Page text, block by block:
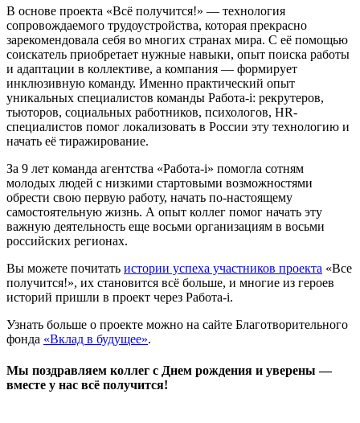
В основе проекта «Всё получится!» — технология
сопровождаемого трудоустройства, которая прекрасно
зарекомендовала себя во многих странах мира. С её помощью
соискатель приобретает нужные навыки, опыт поиска работы
и адаптации в коллективе, а компания — формирует
инклюзивную команду. Именно практический опыт
уникальных специалистов команды Работа-i: рекрутеров,
тьюторов, социальных работников, психологов, HR-
специалистов помог локализовать в России эту технологию и
начать её тиражирование.
За 9 лет команда агентства «Работа-i» помогла сотням
молодых людей с низкими стартовыми возможностями
обрести свою первую работу, начать по-настоящему
самостоятельную жизнь. А опыт коллег помог начать эту
важную деятельность еще восьми организациям в восьми
российских регионах.
Вы можете почитать истории успеха участников проекта «Все
получится!», их становится всё больше, и многие из героев
историй пришли в проект через Работа-i.
Узнать больше о проекте можно на сайте Благотворительного
фонда «Вклад в будущее».
Мы поздравляем коллег с Днем рождения и уверены —
вместе у нас всё получится!